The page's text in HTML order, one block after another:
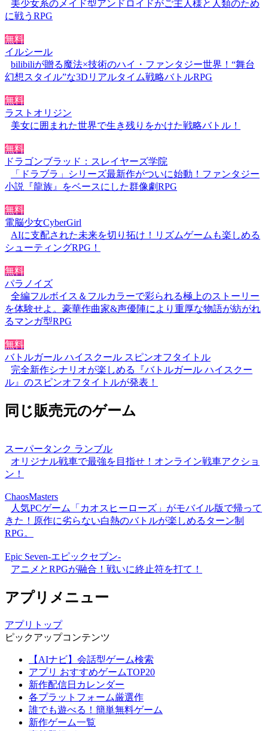
美少女系のメイド型アンドロイドがご主人様と人類のため
に戦うRPG
無料
イルシール
bilibiliが贈る魔法×技術のハイ・ファンタジー世界！“舞台
幻想スタイル”な3Dリアルタイム戦略バトルRPG
無料
ラストオリジン
美女に囲まれた世界で生き残りをかけた戦略バトル！
無料
ドラゴンブラッド：スレイヤーズ学院
「ドラブラ」シリーズ最新作がついに始動！ファンタジー
小説『龍族』をベースにした群像劇RPG
無料
電脳少女CyberGirl
AIに支配された未来を切り拓け！リズムゲームも楽しめる
シューティングRPG！
無料
パラノイズ
全編フルボイス＆フルカラーで彩られる極上のストーリー
を体験せよ。豪華作曲家&声優陣により重厚な物語が紡がれ
るマンガ型RPG
無料
バトルガール ハイスクール スピンオフタイトル
完全新作シナリオが楽しめる『バトルガール ハイスクー
ル』のスピンオフタイトルが発表！
同じ販売元のゲーム
スーパータンク ランブル
オリジナル戦車で最強を目指せ！オンライン戦車アクショ
ン！
ChaosMasters
人気PCゲーム「カオスヒーローズ」がモバイル版で帰って
きた！原作に劣らない白熱のバトルが楽しめるターン制
RPG。
Epic Seven-エピックセブン-
アニメとRPGが融合！戦いに終止符を打て！
アプリメニュー
アプリトップ
ピックアップコンテンツ
【AIナビ】会話型ゲーム検索
アプリ おすすめゲームTOP20
新作配信日カレンダー
各プラットフォーム厳選作
誰でも遊べる！簡単無料ゲーム
新作ゲーム一覧